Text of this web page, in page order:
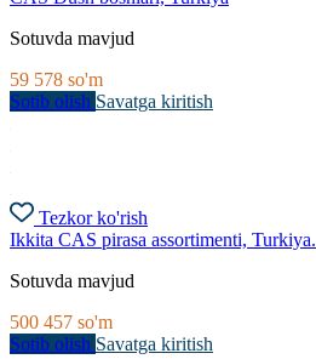
Sotuvda mavjud
59 578 so'm
Sotib olish Savatga kiritish
Tezkor ko'rish
Ikkita CAS pirasa assortimenti, Turkiya.
Sotuvda mavjud
500 457 so'm
Sotib olish Savatga kiritish